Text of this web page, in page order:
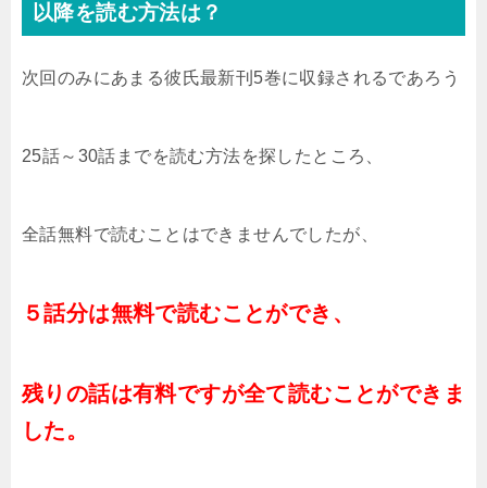
以降を読む方法は？
次回のみにあまる彼氏最新刊5巻に収録されるであろう
25話～30話までを読む方法を探したところ、
全話無料で読むことはできませんでしたが、
５話分は無料で読むことができ、
残りの話は有料ですが全て読むことができま
した。